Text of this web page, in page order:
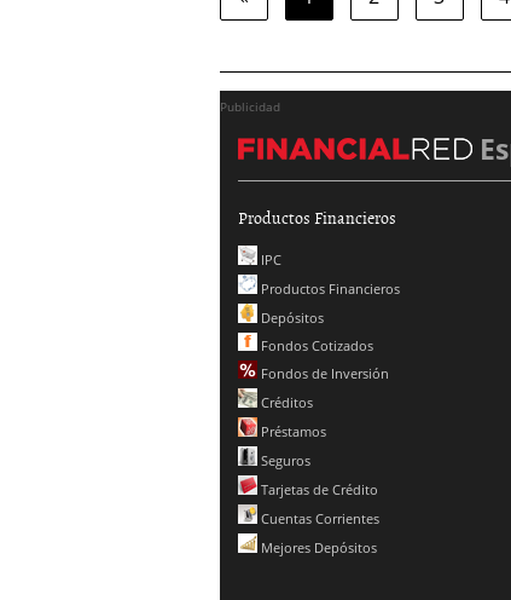
Publicidad
Productos Financieros
IPC
Productos Financieros
Depósitos
Fondos Cotizados
Fondos de Inversión
Créditos
Préstamos
Seguros
Tarjetas de Crédito
Cuentas Corrientes
Mejores Depósitos